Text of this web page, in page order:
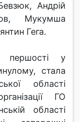
Андрій
Мукумша
Гега.
першості у
стала
області
ГО
області